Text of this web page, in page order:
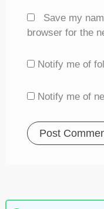
Save my
browser for the
Notify me of
Notify me of